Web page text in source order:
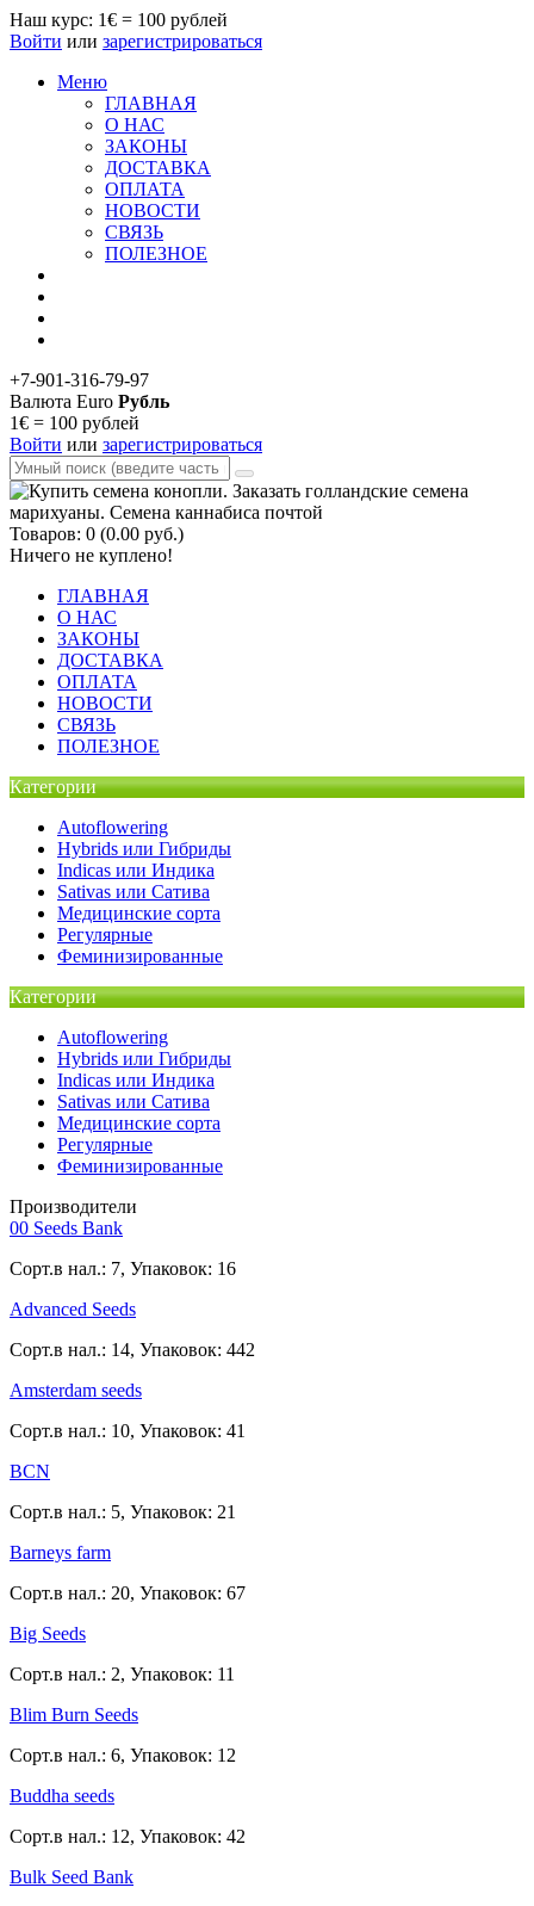
Наш курс: 1€ = 100 рублей
Войти или зарегистрироваться
Меню
ГЛАВНАЯ
О НАС
ЗАКОНЫ
ДОСТАВКА
ОПЛАТА
НОВОСТИ
СВЯЗЬ
ПОЛЕЗНОЕ
+7-901-316-79-97
Валюта Euro Рубль
1€ = 100 рублей
Войти или зарегистрироваться
Товаров: 0 (0.00 руб.)
Ничего не куплено!
ГЛАВНАЯ
О НАС
ЗАКОНЫ
ДОСТАВКА
ОПЛАТА
НОВОСТИ
СВЯЗЬ
ПОЛЕЗНОЕ
Категории
Autoflowering
Hybrids или Гибриды
Indicas или Индика
Sativas или Сатива
Медицинские сорта
Регулярные
Феминизированные
Категории
Autoflowering
Hybrids или Гибриды
Indicas или Индика
Sativas или Сатива
Медицинские сорта
Регулярные
Феминизированные
Производители
00 Seeds Bank
Сорт.в нал.: 7, Упаковок: 16
Advanced Seeds
Сорт.в нал.: 14, Упаковок: 442
Amsterdam seeds
Сорт.в нал.: 10, Упаковок: 41
BCN
Сорт.в нал.: 5, Упаковок: 21
Barneys farm
Сорт.в нал.: 20, Упаковок: 67
Big Seeds
Сорт.в нал.: 2, Упаковок: 11
Blim Burn Seeds
Сорт.в нал.: 6, Упаковок: 12
Buddha seeds
Сорт.в нал.: 12, Упаковок: 42
Bulk Seed Bank